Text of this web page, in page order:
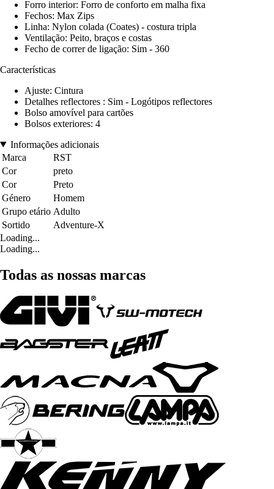
Forro interior: Forro de conforto em malha fixa
Fechos: Max Zips
Linha: Nylon colada (Coates) - costura tripla
Ventilação: Peito, braços e costas
Fecho de correr de ligação: Sim - 360
Características
Ajuste: Cintura
Detalhes reflectores : Sim - Logótipos reflectores
Bolso amovível para cartões
Bolsos exteriores: 4
Informações adicionais
Marca
RST
Cor
preto
Cor
Preto
Género
Homem
Grupo etário Adulto
Sortido
Adventure-X
Loading...
Loading...
Todas as nossas marcas